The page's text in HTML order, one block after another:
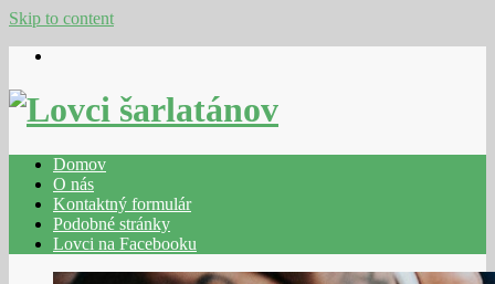
Skip to content
Domov
O nás
Kontaktný formulár
Podobné stránky
Lovci na Facebooku